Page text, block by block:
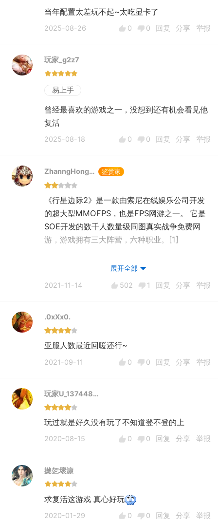
当年配置太差玩不起~太吃显卡了
2025-08-26 0 0 回复 分享 举报
玩家_g2z7
易上手
曾经最喜欢的游戏之一，没想到还有机会看见他
复活
2025-08-18 0 0 回复 分享 举报
ZhanngHong… 鉴赏家
《行星边际2》是一款由索尼在线娱乐公司开发
的超大型MMOFPS，也是FPS网游之一。 它是
SOE开发的数千人数量级同图真实战争免费网
游，游戏拥有三大阵营，六种职业。[1]
《行星边际2》是承接《行星边际》的一个新版
边际2》。《行星边际》是自己第一次体验到千
了《CS》那几十个人的战斗，而且游戏中还存
在很多的载具，像坦克、飞机、战车......等等。
《行星边际2》在设计上搬了很多《行星边际》
星边际》感觉差。举个例子，狙击枪默认设置要
一直按着鼠标右键才能显示瞄准镜头，这简直是
个反人类设计。载具的消失时间变短了，想保留
载具作为撤退工具变得不可能了。游戏对电脑的
《行星边际2》和《行星边际》比较就是地形的
复杂度，和模型精度高了。其他方面反而感觉不
如《行星边际》。不知道《行星边际2》的设计
展开全部
2021-11-14 502 1 回复 分享 举报
.0xXx0.
亚服人数最近回暖还行~
2021-09-11 0 0 回复 分享 举报
玩家U_137448…
玩过就是好久没有玩了不知道登不登的上
2020-08-15 0 0 回复 分享 举报
撧乫壞漮
求复活这游戏 真心好玩
2020-01-29 0 0 回复 分享 举报